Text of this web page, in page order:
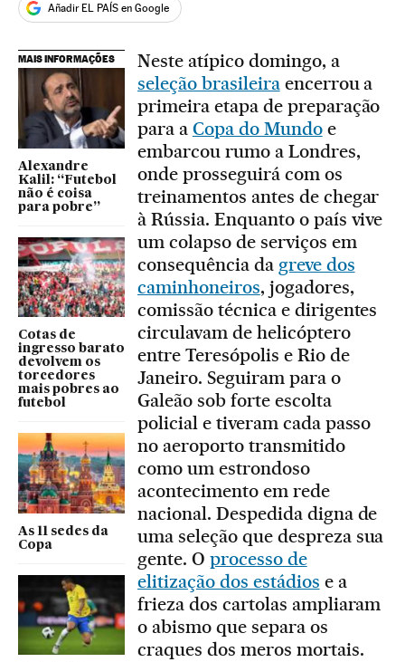
Añadir EL PAÍS en Google
MAIS INFORMAÇÕES
Alexandre
Kalil: “Futebol
não é coisa
para pobre”
Cotas de
ingresso barato
devolvem os
torcedores
mais pobres ao
futebol
As 11 sedes da
Copa
Neste atípico domingo, a
seleção brasileiraencerrou a
primeira etapa de preparação
para a Copa do Mundoe
embarcou rumo a Londres,
onde prosseguirá com os
treinamentos antes de chegar
à Rússia. Enquanto o país vive
um colapso de serviços em
consequência da greve dos
caminhoneiros, jogadores,
comissão técnica e dirigentes
circulavam de helicóptero
entre Teresópolis e Rio de
Janeiro. Seguiram para o
Galeão sob forte escolta
policial e tiveram cada passo
no aeroporto transmitido
como um estrondoso
acontecimento em rede
nacional. Despedida digna de
uma seleção que despreza sua
gente. O processo de
elitização dos estádios e a
frieza dos cartolas ampliaram
o abismo que separa os
craques dos meros mortais.